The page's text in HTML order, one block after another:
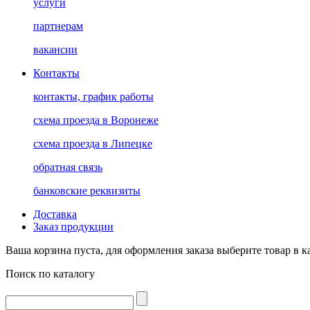
услуги
партнерам
вакансии
Контакты
контакты, график работы
схема проезда в Воронеже
схема проезда в Липецке
обратная связь
банковские реквизиты
Доставка
Заказ продукции
Ваша корзина пуста, для оформления заказа выберите товар в
Поиск по каталогу